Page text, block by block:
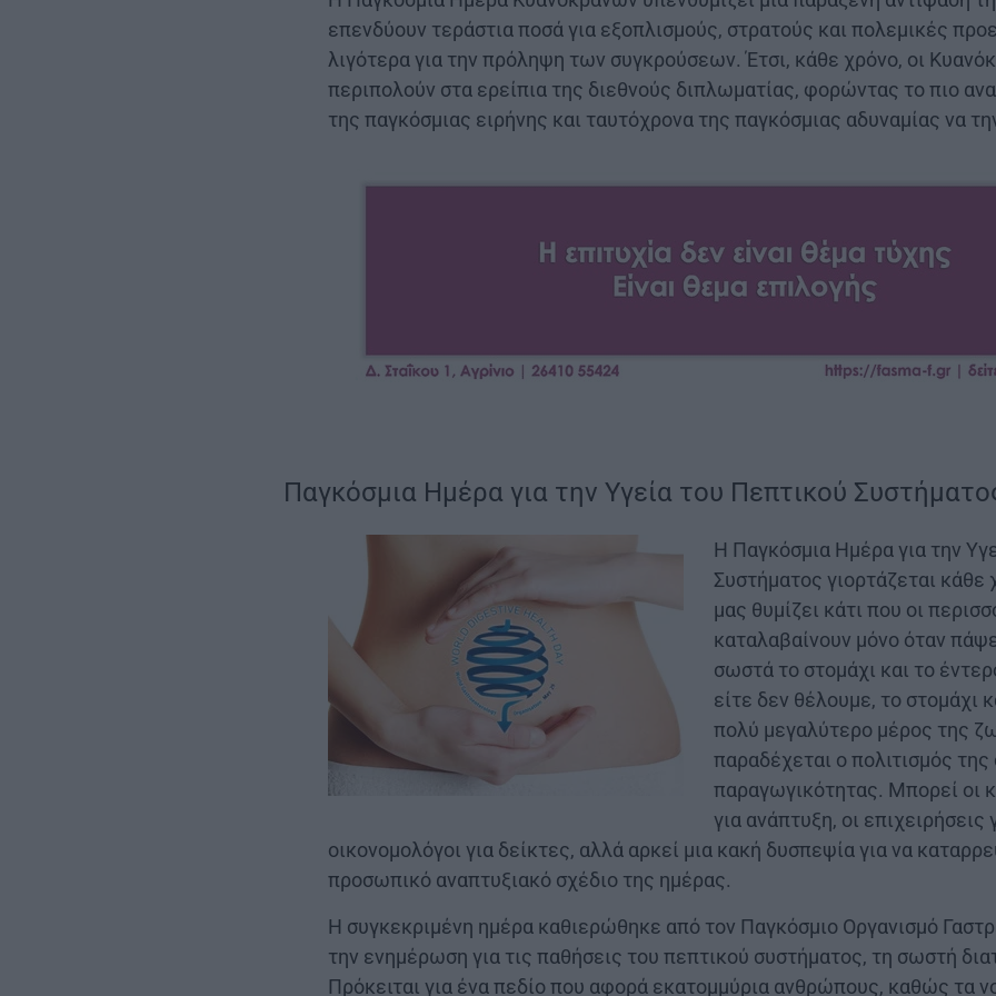
επενδύουν τεράστια ποσά για εξοπλισμούς, στρατούς και πολεμικές
λιγότερα για την πρόληψη των συγκρούσεων. Έτσι, κάθε χρόνο, οι
περιπολούν στα ερείπια της διεθνούς διπλωματίας, φορώντας το πιο
της παγκόσμιας ειρήνης και ταυτόχρονα της παγκόσμιας αδυναμίας να
Παγκόσμια Ημέρα για την Υγεία του Πεπτικού
Η Παγκόσμια Ημέρα για την
Συστήματος γιορτάζεται κάθε
μας θυμίζει κάτι που οι
καταλαβαίνουν μόνο όταν
σωστά το στομάχι και το
είτε δεν θέλουμε, το στομάχι
πολύ μεγαλύτερο μέρος της
παραδέχεται ο πολιτισμός
παραγωγικότητας. Μπορεί οι
για ανάπτυξη, οι επιχειρήσεις
οικονομολόγοι για δείκτες, αλλά αρκεί μια κακή δυσπεψία για να
προσωπικό αναπτυξιακό σχέδιο της ημέρας.
Η συγκεκριμένη ημέρα καθιερώθηκε από τον Παγκόσμιο Οργανισμό
την ενημέρωση για τις παθήσεις του πεπτικού συστήματος, τη σωστή
Πρόκειται για ένα πεδίο που αφορά εκατομμύρια ανθρώπους, καθώς τα